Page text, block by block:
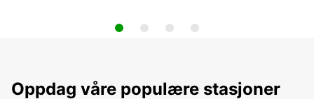
Oppdag våre populære stasjoner